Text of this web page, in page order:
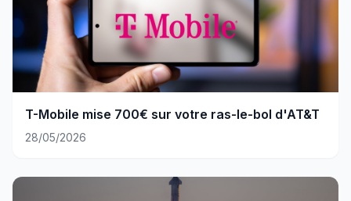
T-Mobile mise 700€ sur votre ras-le-bol d'AT&T
28/05/2026